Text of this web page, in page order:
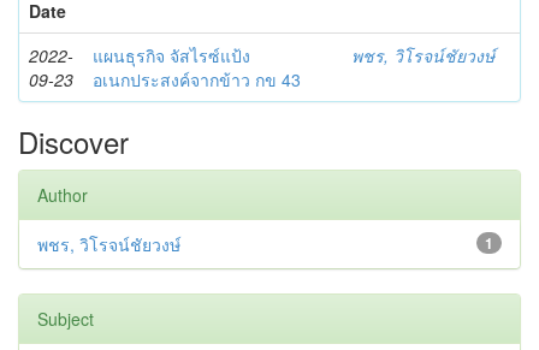
Date
2022-
09-23
แผนธุรกิจ จัสไรซ์แป้ง
อเนกประสงค์จากข้าว กข 43
พชร, วิโรจน์ชัยวงษ์
Discover
Author
1
พชร, วิโรจน์ชัยวงษ์
Subject